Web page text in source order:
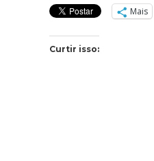
Mais
Curtir isso: